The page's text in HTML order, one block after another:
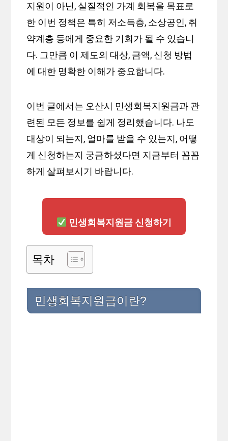
지원이 아닌, 실질적인 가계 회복을 목표로
한 이번 정책은 특히 저소득층, 소상공인, 취
약계층 등에게 중요한 기회가 될 수 있습니
다. 그만큼 이 제도의 대상, 금액, 신청 방법
에 대한 명확한 이해가 중요합니다.
이번 글에서는 오산시 민생회복지원금과 관
련된 모든 정보를 쉽게 정리했습니다. 나도
대상이 되는지, 얼마를 받을 수 있는지, 어떻
게 신청하는지 궁금하셨다면 지금부터 꼼꼼
하게 살펴보시기 바랍니다.
민생회복지원금 신청하기
목차
민생회복지원금이란?